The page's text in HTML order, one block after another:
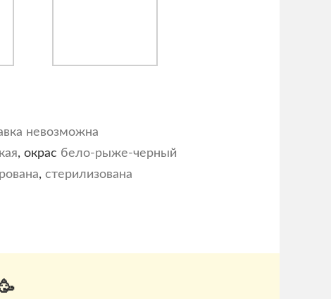
невозможна
, окрас бело-рыже-черный
, стерилизована